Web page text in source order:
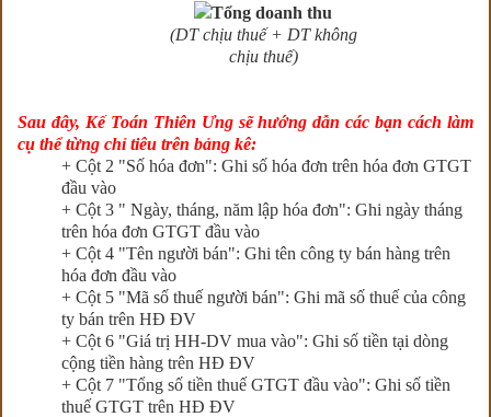
Tổng doanh thu
(DT chịu thuế + DT không
chịu thuế)
Sau đây, Kế Toán Thiên Ưng sẽ hướng dẫn các bạn cách làm
cụ thể từng chỉ tiêu trên bảng kê:
+ Cột 2 "Số hóa đơn": Ghi số hóa đơn trên hóa đơn GTGT
đầu vào
+ Cột 3 " Ngày, tháng, năm lập hóa đơn": Ghi ngày tháng
trên hóa đơn GTGT đầu vào
+ Cột 4 "Tên người bán": Ghi tên công ty bán hàng trên
hóa đơn đầu vào
+ Cột 5 "Mã số thuế người bán": Ghi mã số thuế của công
ty bán trên HĐ ĐV
+ Cột 6 "Giá trị HH-DV mua vào": Ghi số tiền tại dòng
cộng tiền hàng trên HĐ ĐV
+ Cột 7 "Tổng số tiền thuế GTGT đầu vào": Ghi số tiền
thuế GTGT trên HĐ ĐV